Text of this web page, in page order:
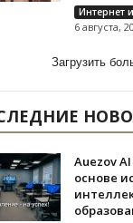
Интернет
6 августа,
Загрузить
Auezov
основе